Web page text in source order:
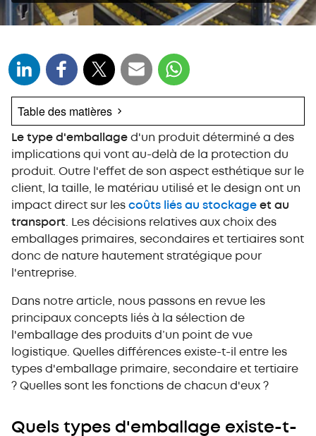
Table des matières
Quels types d'emballage existe-t-il ? Emballage
primaire, secondaire et tertiaire
- Emballage primaire, emballage de vente ou unité de
consommation
- Emballage secondaire ou groupé
- Emballage tertiaire
Les facteurs qui déterminent le choix de
l'emballage
Les stratégies de gestion de l'emballage
- Automatiser la sélection et la manipulation du matériel
d'emballage
Des emballages pour une logistique plus
efficace
Le type d'emballage d'un produit déterminé a des
implications qui vont au-delà de la protection du
produit. Outre l'effet de son aspect esthétique sur le
client, la taille, le matériau utilisé et le design ont un
impact direct sur les coûts liés au stockage et au
transport . Les décisions relatives aux choix des
emballages primaires, secondaires et tertiaires sont
donc de nature hautement stratégique pour
l'entreprise.
Dans notre article, nous passons en revue les
principaux concepts liés à la sélection de
l'emballage des produits d’un point de vue
logistique. Quelles différences existe-t-il entre les
types d'emballage primaire, secondaire et tertiaire
? Quelles sont les fonctions de chacun d'eux ?
Quels types d'emballage existe-t-